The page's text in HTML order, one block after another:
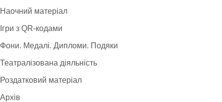
Наочний матеріал
Ігри з QR-кодами
Фони. Медалі. Дипломи. Подяки
Театралізована діяльність
Роздатковий матеріал
Архів